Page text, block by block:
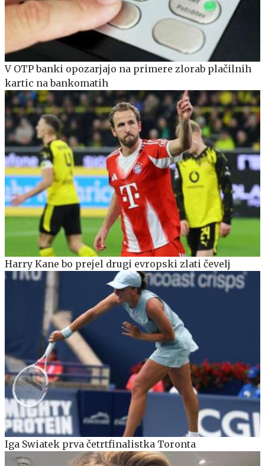
V OTP banki opozarjajo na primere zlorab plačilnih
kartic na bankomatih
Harry Kane bo prejel drugi evropski zlati čevelj
Iga Swiatek prva četrtfinalistka Toronta